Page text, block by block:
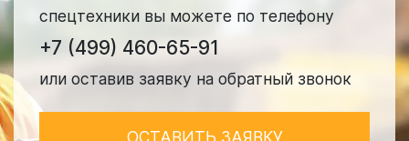
спецтехники вы можете по телефону
+7 (499) 460-65-91
или оставив заявку на обратный звонок
ОСТАВИТЬ ЗАЯВКУ